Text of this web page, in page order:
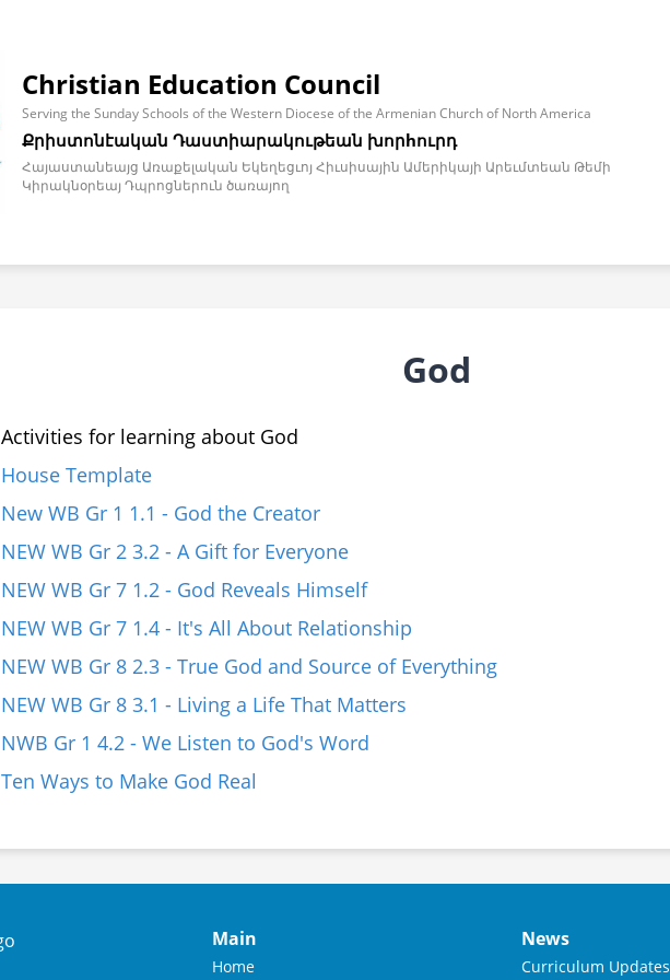
Christian Education Council
Serving the Sunday Schools of the Western Diocese of the Armenian Church of North America
Քրիստոնէական Դաստիարակութեան խորhուրդ
Հայաստանեայց Առաքելական Եկեղեցւոյ Հիւսիսային Ամերիկայի Արեւմտեան Թեմի
Կիրակնօրեայ Դպրոցներուն ծառայող
God
Activities for learning about God
House Template
New WB Gr 1 1.1 - God the Creator
NEW WB Gr 2 3.2 - A Gift for Everyone
NEW WB Gr 7 1.2 - God Reveals Himself
NEW WB Gr 7 1.4 - It's All About Relationship
NEW WB Gr 8 2.3 - True God and Source of Everything
NEW WB Gr 8 3.1 - Living a Life That Matters
NWB Gr 1 4.2 - We Listen to God's Word
Ten Ways to Make God Real
Main
Home
News
Curriculum Updates